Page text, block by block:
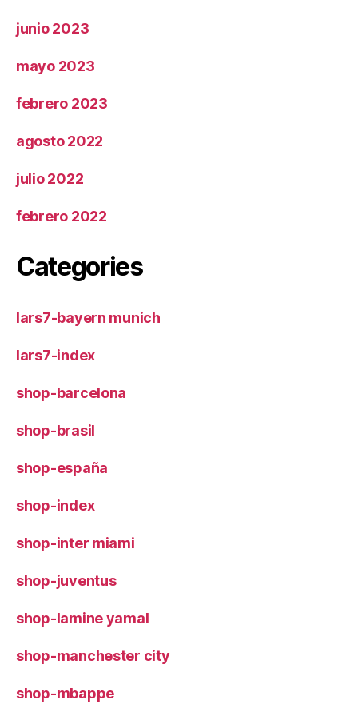
junio 2023
mayo 2023
febrero 2023
agosto 2022
julio 2022
febrero 2022
Categories
lars7-bayern munich
lars7-index
shop-barcelona
shop-brasil
shop-españa
shop-index
shop-inter miami
shop-juventus
shop-lamine yamal
shop-manchester city
shop-mbappe